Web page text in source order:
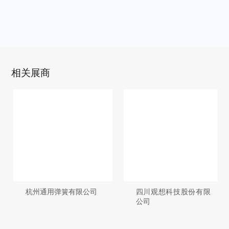
相关展商
杭州通用弹簧有限公司
四川观想科技股份有限
公司